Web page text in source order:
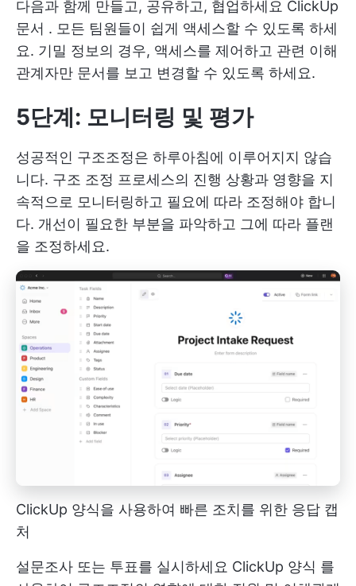
다음과 함께 만들고, 공유하고, 협업하세요 ClickUp
문서 . 모든 팀원들이 쉽게 액세스할 수 있도록 하세
요. 기밀 정보의 경우, 액세스를 제어하고 관련 이해
관계자만 문서를 보고 변경할 수 있도록 하세요.
5단계: 모니터링 및 평가
성공적인 구조조정은 하루아침에 이루어지지 않습
니다. 구조 조정 프로세스의 진행 상황과 영향을 지
속적으로 모니터링하고 필요에 따라 조정해야 합니
다. 개선이 필요한 부분을 파악하고 그에 따라 플랜
을 조정하세요.
ClickUp 양식을 사용하여 빠른 조치를 위한 응답 캡
처
설문조사 또는 투표를 실시하세요 ClickUp 양식 를